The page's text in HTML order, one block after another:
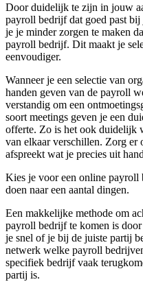
Door duidelijk te zijn in jouw
payroll bedrijf dat goed past
je je minder zorgen te maken
payroll bedrijf. Dit maakt je
eenvoudiger.
Wanneer je een selectie van
handen geven van de payroll
verstandig om een
soort meetings geven je een
offerte. Zo is het ook duidelijk
van elkaar verschillen. Zorg er
afspreekt wat je precies uit
Kies je voor een online payroll
doen naar een aantal dingen.
Een makkelijke methode om
payroll bedrijf te komen is
je snel of je bij de juiste partij
netwerk welke payroll
specifiek bedrijf vaak
partij is.